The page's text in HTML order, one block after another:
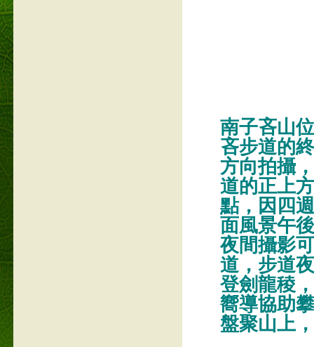
南子吝山
吝步道的
方向拍攝
道的正上
點，因四
面風景午
夜間攝影
道，步道
登劍龍稜
嚮導協助
盤聚山上